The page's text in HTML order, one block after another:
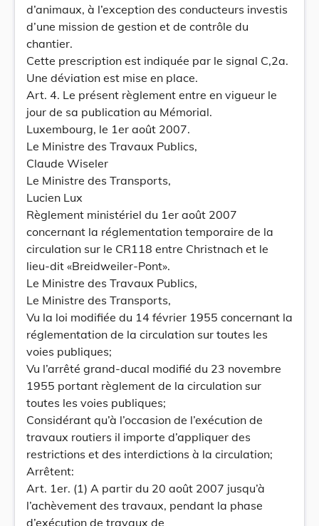
d’animaux, à l’exception des conducteurs investis
d’une mission de gestion et de contrôle du
chantier.
Cette prescription est indiquée par le signal C,2a.
Une déviation est mise en place.
Art. 4. Le présent règlement entre en vigueur le
jour de sa publication au Mémorial.
Luxembourg, le 1er août 2007.
Le Ministre des Travaux Publics,
Claude Wiseler
Le Ministre des Transports,
Lucien Lux
Règlement ministériel du 1er août 2007
concernant la réglementation temporaire de la
circulation sur le CR118 entre Christnach et le
lieu-dit «Breidweiler-Pont».
Le Ministre des Travaux Publics,
Le Ministre des Transports,
Vu la loi modifiée du 14 février 1955 concernant la
réglementation de la circulation sur toutes les
voies publiques;
Vu l’arrêté grand-ducal modifié du 23 novembre
1955 portant règlement de la circulation sur
toutes les voies publiques;
Considérant qu’à l’occasion de l’exécution de
travaux routiers il importe d’appliquer des
restrictions et des interdictions à la circulation;
Arrêtent:
Art. 1er. (1) A partir du 20 août 2007 jusqu’à
l’achèvement des travaux, pendant la phase
d’exécution de travaux de